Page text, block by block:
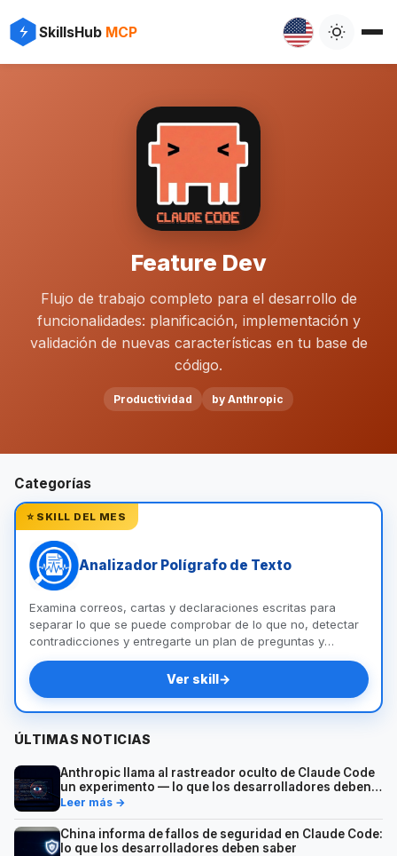
SkillsHub MCP
Feature Dev
Flujo de trabajo completo para el desarrollo de
funcionalidades: planificación, implementación y
validación de nuevas características en tu base de
código.
Productividad by Anthropic
Categorías
⭐ SKILL DEL MES
Analizador Polígrafo de Texto
Examina correos, cartas y declaraciones escritas para
separar lo que se puede comprobar de lo que no, detectar
contradicciones y entregarte un plan de preguntas y
documentos para llegar a la verdad.
Ver skill→
ÚLTIMAS NOTICIAS
Anthropic llama al rastreador oculto de Claude Code
un experimento — lo que los desarrolladores deben
saber
Leer más →
China informa de fallos de seguridad en Claude Code:
lo que los desarrolladores deben saber